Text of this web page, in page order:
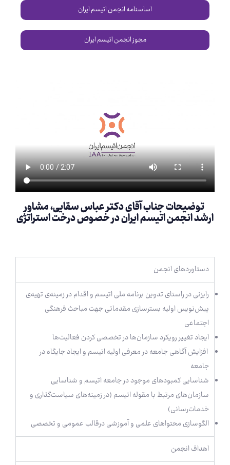
اساسنامه انجمن اتیسم ایران
مجوز انجمن اتیسم ایران
توضیحات جناب آقای دکتر عباس سقایی، مشاور
ارشد انجمن اتیسم ایران در خصوص درخت استراتژی
دستاوردهای انجمن
رایزنی در راستای تدوین برنامه ملی اتیسم و اقدام در زمینه‌ی تهیه‌ی
پیش‌نویس اولیه بسترسازی مقدماتی جهت مباحث فرهنگی
اجتماعی
ایجاد تغییر رویکرد سازمان‌ها در تخصصی کردن فعالیت‌ها
افزایش آگاهی جامعه در معرفی اولیه اتیسم و ایجاد جایگاه در
جامعه
شناسایی کمبودهای موجود در جامعه اتیسم و شناسایی
سازمان‌های مرتبط با مقوله اتیسم (در زمینه‌های سیاست‌گذاری و
خدمات‌رسانی)
الگوسازی محتوا‌های علمی و آموزشی درقالب عمومی و تخصصی
اهداف انجمن